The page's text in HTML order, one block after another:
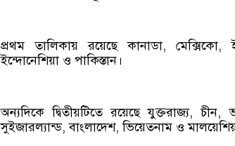
প্রথম তালিকায় রয়েছে কানাডা,
ইন্দোনেশিয়া ও পাকিস্তান।
অন্যদিকে দ্বিতীয়টিতে রয়েছে যুক্তরাজ্য,
সুইজারল্যান্ড, বাংলাদেশ, ভিয়েতনাম ও